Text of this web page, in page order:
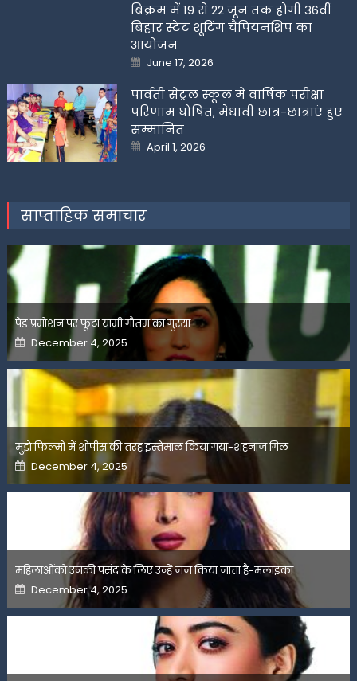
बिक्रम में 19 से 22 जून तक होगी 36वीं
बिहार स्टेट शूटिंग चैंपियनशिप का
आयोजन
Posted
on
June 17, 2026
पार्वती सेंट्रल स्कूल में वार्षिक परीक्षा
परिणाम घोषित, मेधावी छात्र-छात्राएं हुए
सम्मानित
Posted
on
April 1, 2026
साप्ताहिक समाचार
पेड प्रमोशन पर फूटा यामी गौतम का गुस्सा
Posted
on
December 4, 2025
मुझे फिल्मों में शोपीस की तरह इस्तेमाल किया गया-शहनाज गिल
Posted
on
December 4, 2025
महिलाओंको उनकी पसंद के लिए उन्हें जज किया जाता है-मलाइका
Posted
on
December 4, 2025